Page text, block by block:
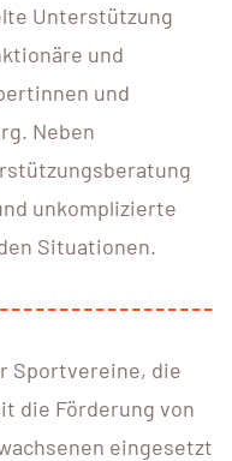
Unterstützung
und
und
Neben
unkomplizierte
Situationen.
Sportvereine, die
die Förderung von
eingesetzt